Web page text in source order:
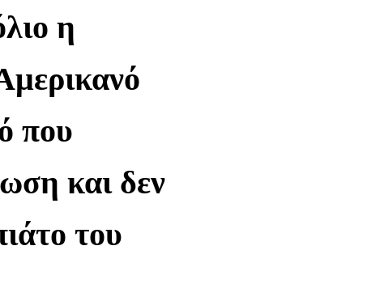
η
που
και δεν
του